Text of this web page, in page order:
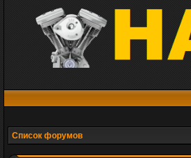
Список форумов